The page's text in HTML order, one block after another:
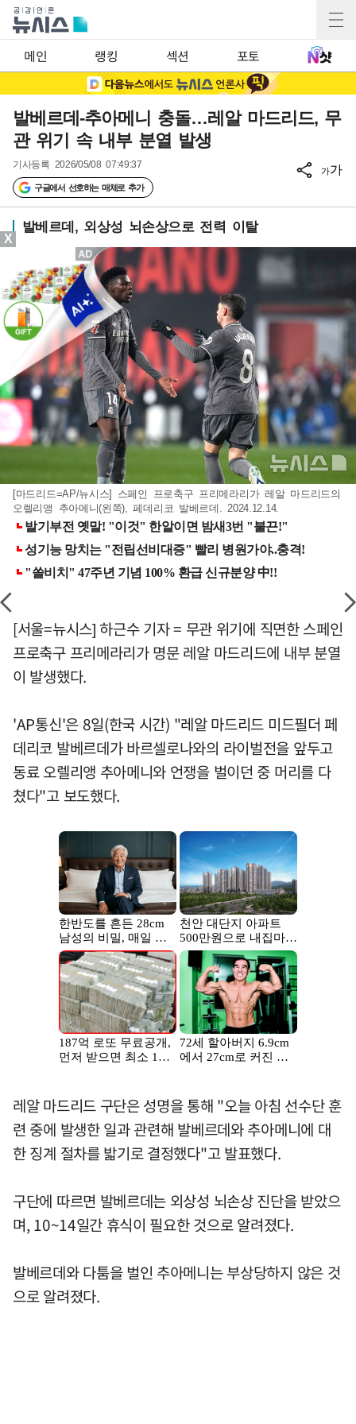
메인 랭킹 섹션 포토
발베르데-추아메니 충돌…레알 마드리드, 무
관 위기 속 내부 분열 발생
기사등록 2026/05/08 07:49:37
구글에서 선호하는 매체로 추가
가가
발베르데, 외상성 뇌손상으로 전력 이탈
[마드리드=AP/뉴시스] 스페인 프로축구 프리메라리가 레알 마드리드의
오렐리앵 추아메니(왼쪽), 페데리코 발베르데. 2024.12.14.
[서울=뉴시스] 하근수 기자 = 무관 위기에 직면한 스페인
프로축구 프리메라리가 명문 레알 마드리드에 내부 분열
이 발생했다.
'AP통신'은 8일(한국 시간) "레알 마드리드 미드필더 페
데리코 발베르데가 바르셀로나와의 라이벌전을 앞두고
동료 오렐리앵 추아메니와 언쟁을 벌이던 중 머리를 다
쳤다"고 보도했다.
레알 마드리드 구단은 성명을 통해 "오늘 아침 선수단 훈
련 중에 발생한 일과 관련해 발베르데와 추아메니에 대
한 징계 절차를 밟기로 결정했다"고 발표했다.
구단에 따르면 발베르데는 외상성 뇌손상 진단을 받았으
며, 10~14일간 휴식이 필요한 것으로 알려졌다.
발베르데와 다툼을 벌인 추아메니는 부상당하지 않은 것
으로 알려졌다.
X